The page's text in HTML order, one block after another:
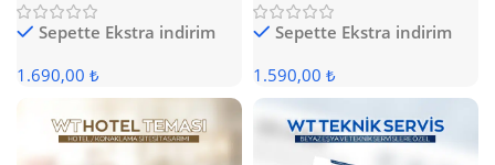
Sepette Ekstra indirim
1.690,00 ₺
Sepette Ekstra indirim
1.590,00 ₺